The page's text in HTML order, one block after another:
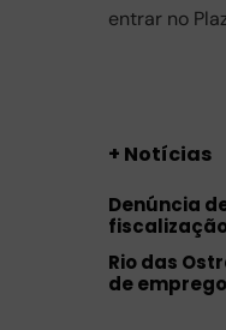
entrar no
+ Notícias
Denúncia
Rio das
de emprego